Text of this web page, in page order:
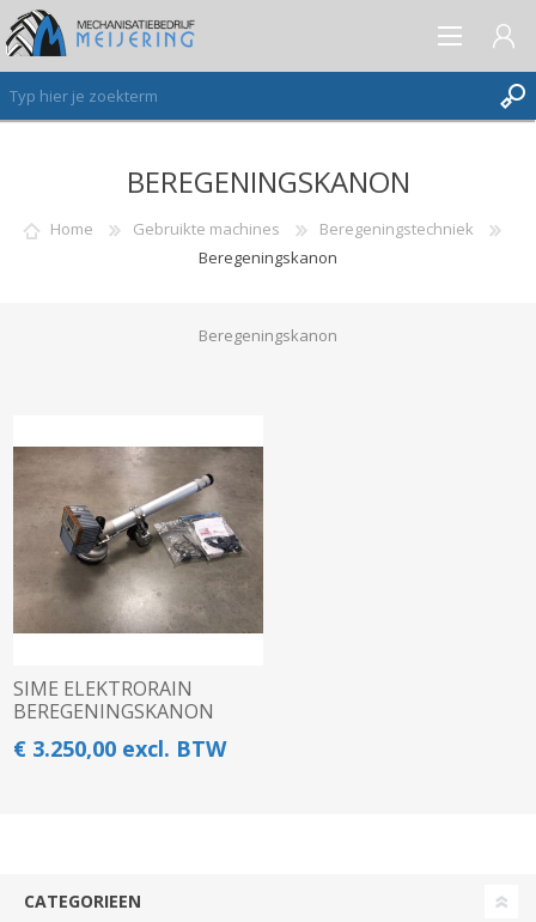
AANMELDEN ALS NIEUWE KLANT
INLOGGEN
BEREGENINGSKANON
Home Gebruikte machines
Beregeningstechniek
Beregeningskanon
Beregeningskanon
SIME ELEKTRORAIN
BEREGENINGSKANON
€ 3.250,00 excl. BTW
CATEGORIEEN